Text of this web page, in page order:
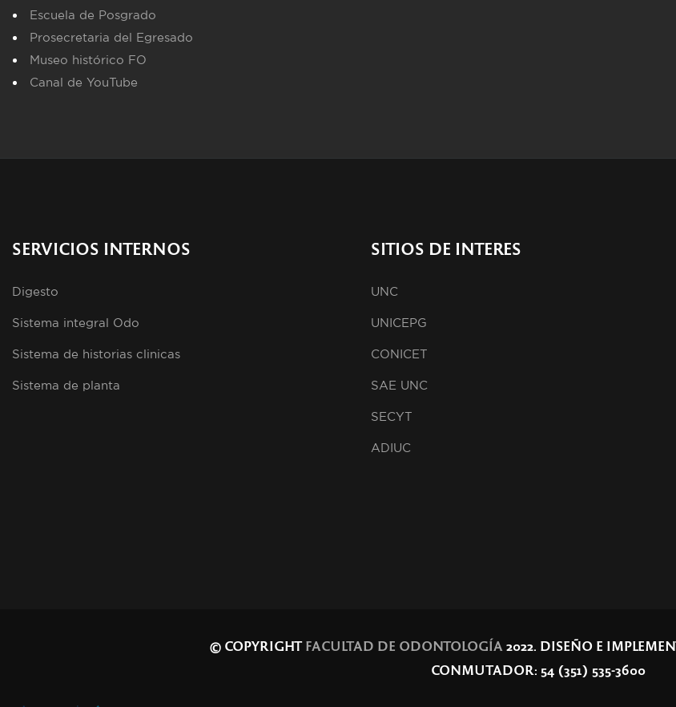
Escuela de Posgrado
Prosecretaria del Egresado
Museo histórico FO
Canal de YouTube
SERVICIOS INTERNOS
Digesto
Sistema integral Odo
Sistema de historias clinicas
Sistema de planta
SITIOS DE INTERES
UNC
UNICEPG
CONICET
SAE UNC
SECYT
ADIUC
© COPYRIGHTFACULTAD DE ODONTOLOGÍA 2022. DISEÑO E
CONMUTADOR: 54 (351) 535-3600